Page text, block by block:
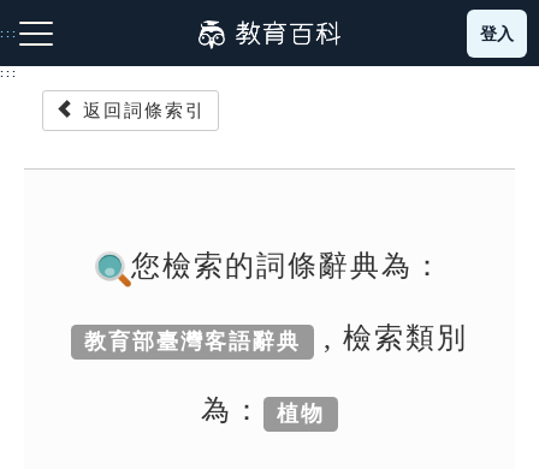
到
主
::: 登入
:::
返回詞條索引
您檢索的詞條辭典為：
教育部臺灣客語辭典 , 檢索類別
為： 植物